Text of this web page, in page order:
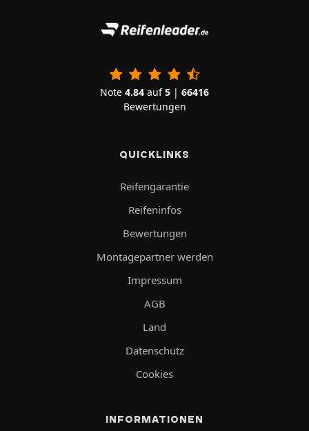
Note 4.84 auf5 | 66416
Bewertungen
QUICKLINKS
Reifengarantie
Reifeninfos
Bewertungen
Montagepartner werden
Impressum
AGB
Land
Datenschutz
Cookies
INFORMATIONEN